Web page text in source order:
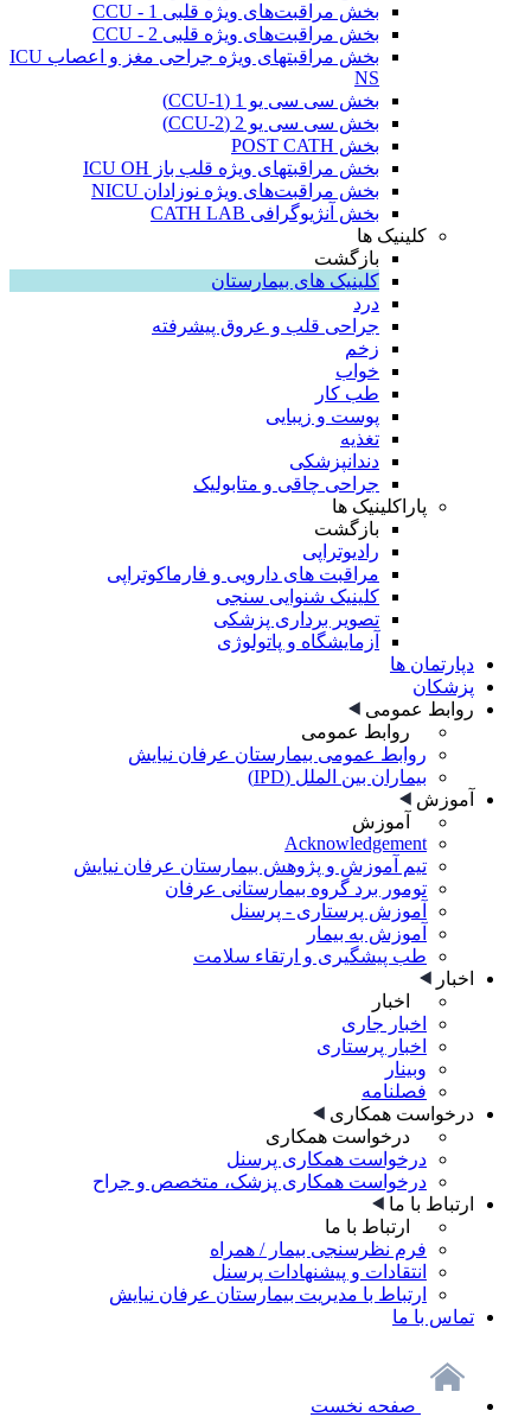
بخش مراقبت‌های ویژه قلبی CCU - 1
بخش مراقبت‌های ویژه قلبی CCU - 2
بخش مراقبتهای ویژه جراحی مغز و اعصاب ICU
NS
بخش سی سی یو 1 (CCU-1)
بخش سی سی یو 2 (CCU-2)
بخش POST CATH
بخش مراقبتهای ویژه قلب باز ICU OH
بخش مراقبت‌های ویژه نوزادان NICU
بخش آنژیوگرافی CATH LAB
کلینیک ها
بازگشت
کلینیک های بیمارستان
درد
جراحی قلب و عروق پیشرفته
زخم
خواب
طب کار
پوست و زیبایی
تغذیه
دندانپزشکی
جراحی چاقی و متابولیک
پاراکلینیک ها
بازگشت
رادیوتراپی
مراقبت های دارویی و فارماکوتراپی
کلینیک شنوایی سنجی
تصویر برداری پزشکی
آزمایشگاه و پاتولوژی
دپارتمان ها
پزشکان
روابط عمومی
روابط عمومی
روابط عمومی بیمارستان عرفان نیایش
بیماران بین الملل (IPD)
آموزش
آموزش
Acknowledgement
تیم آموزش و پژوهش بیمارستان عرفان نیایش
تومور برد گروه بیمارستانی عرفان
آموزش پرستاری - پرسنل
آموزش به بیمار
طب پیشگیری و ارتقاء سلامت
اخبار
اخبار
اخبار جاری
اخبار پرستاری
وبینار
فصلنامه
درخواست همکاری
درخواست همکاری
درخواست همکاری پرسنل
درخواست همکاری پزشک، متخصص و جراح
ارتباط با ما
ارتباط با ما
فرم نظرسنجی بیمار / همراه
انتقادات و پیشنهادات پرسنل
ارتباط با مدیریت بیمارستان عرفان نیایش
تماس با ما
صفحه نخست